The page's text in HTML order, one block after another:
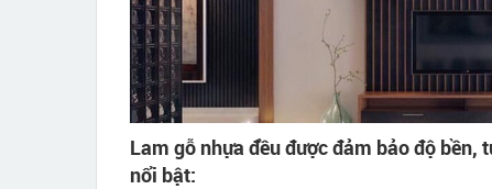
Lam gỗ nhựa đều được đảm bảo độ
nổi bật: